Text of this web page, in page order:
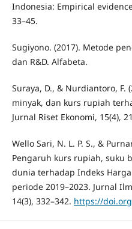
Indonesia: Empirical
33–45.
Sugiyono. (2017). Metode
dan R&D. Alfabeta.
Suraya, D., & Nurdiantoro, F.
minyak, dan kurs rupiah
Jurnal Riset Ekonomi, 15(4),
Wello Sari, N. L. P. S., &
Pengaruh kurs rupiah, suku
dunia terhadap Indeks
periode 2019–2023. Jurnal
14(3), 332–342. https://